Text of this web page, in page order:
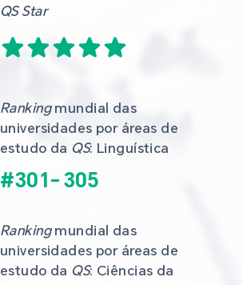
QS Star
Ranking mundial das
universidades por áreas de
estudo da QS: Linguística
#301- 305
Ranking mundial das
universidades por áreas de
estudo da QS: Ciências da